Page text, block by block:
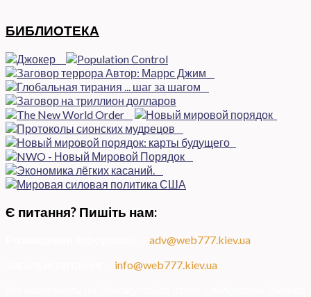
БИБЛИОТЕКА
Є питання? Пишіть нам:
adv@web777.kiev.ua
info@web777.kiev.ua